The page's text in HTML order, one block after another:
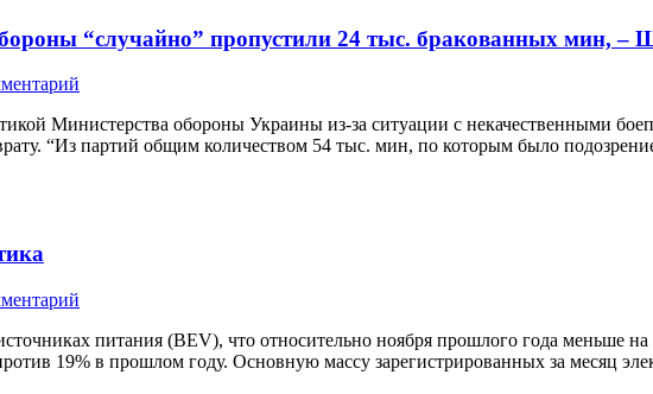
“случайно” пропустили 24 тыс. бракованных мин, –
Министерства обороны Украины из-за ситуации с некачественными
“Из партий общим количеством 54 тыс. мин, по которым было
питания (BEV), что относительно ноября прошлого года меньше
19% в прошлом году. Основную массу зарегистрированных за месяц